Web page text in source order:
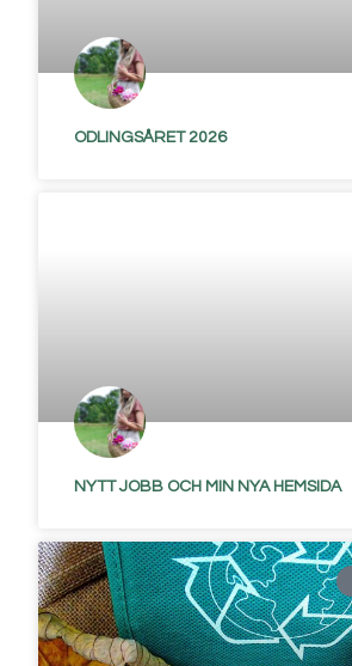
ODLINGSÅRET 2026
NYTT JOBB OCH MIN NYA HEMSIDA